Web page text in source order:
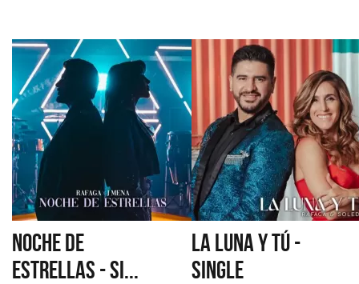
NOCHE DE
ESTRELLAS - SI...
LA LUNA Y TÚ -
SINGLE